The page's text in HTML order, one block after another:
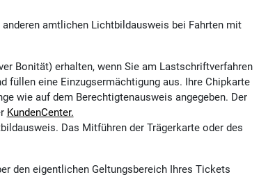
amtlichen Lichtbildausweis bei Fahrten mit
Bonität) erhalten, wenn Sie am Lastschriftverfahren
füllen eine Einzugsermächtigung aus. Ihre Chipkarte
wie auf dem Berechtigtenausweis angegeben. Der
KundenCenter.
Das Mitführen der Trägerkarte oder des
den eigentlichen Geltungsbereich Ihres Tickets